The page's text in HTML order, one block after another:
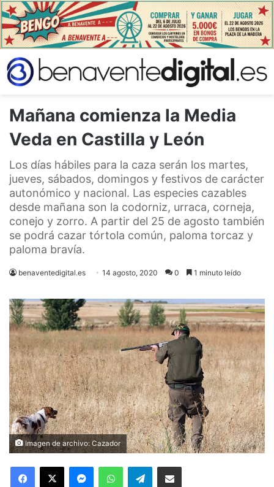
Mañana comienza la Media
Veda en Castilla y León
Los días hábiles para la caza serán los martes,
jueves, sábados, domingos y festivos de carácter
autonómico y nacional. Las especies cazables
desde mañana son la codorniz, urraca, corneja,
conejo y zorro. A partir del 25 de agosto también
se podrá cazar tórtola común, paloma torcaz y
paloma bravía.
benaventedigital.es 14 agosto, 2020 0 1 minuto leído
Imagen de archivo: Cazador
Facebook
X MessengerWhatsAppTelegramCompartir via Email